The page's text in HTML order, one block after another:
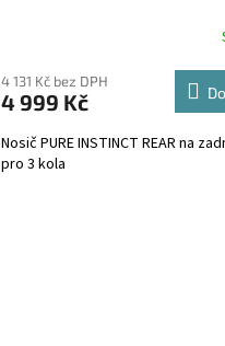
R
A
produktu
je
z
5
4 131 Kč bez DPH
4 999 Kč
Nosič PURE INSTINCT REAR na
pro 3 kola